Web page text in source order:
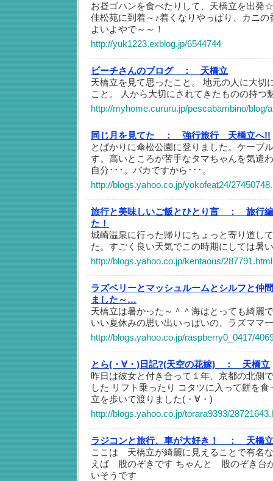
お昼ゴハンを食べたりして、天橋立を出発
佳松苑に到着～♪着くなりやっぱり、カニ
よいよやで～～！
http://yuk1223.exblog.jp/6544744
ピーチさんのブログ ：
天橋立
天橋立を見て思ったこと。 地元の人に大切
こと。 人から大切にされてきたものの持つ
http://myhome.cururu.jp/pescabambino/blog/
同じ月を見てた ：
強行旅行 天橋立へ!!
とばかりに傘松公園に登りました。ケーブ
す。高いところが苦手なタマちゃんを気遣
自分･･･。バカですから･･･。
http://blogs.yahoo.co.jp/yokofeat24/
旅行と美味しいご飯とひとり言 ：
旅行
た！
城崎温泉に行った帰りにちょっと寄り道し
た。すごく良い天気でこの時期にしては暑
http://blogs.yahoo.co.jp/kentaous/287791.html
ラズベリーとマッシュルームとシルフと
ました～…
天橋立は暑かった～＾＾海はとっても綺麗
いい夏休みの思い出いっぱいの、ラズママ
http://blogs.yahoo.co.jp/raspberry0_0417/
とら(・∀・)日記?(天空の花嫁) ：
天橋立
昨日は彼女と付き合って１年、京都の北側
した リフト乗ったり コタツに入って餅を
立を歩いて渡りました(・∀・)
http://blogs.yahoo.co.jp/torara9393/
ラジコンと旅行、車が大好き！ ：
天橋立
ここは 天橋立が綺麗に見えることで有名
えば 股のぞきです ちゃんと 股のぞき台
いそうです